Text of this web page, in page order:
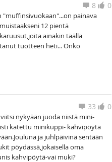
0
8
"muffinsivuokaan"...on painava
12 pientä
ainakin täällä
tuotteen heti... Onko
0
33
nykyään juoda niistä mini-
katettu minikuppi- kahvipöytä
ja juhlpäivinä sentään
pöydässä,jokaisella oma
kahvipöytä-vai muki?